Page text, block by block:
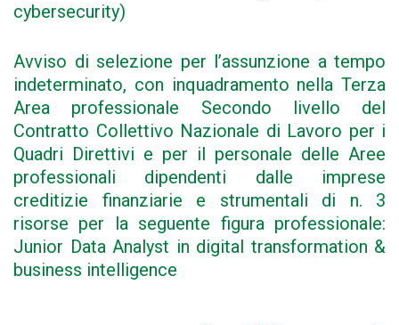
cybersecurity)
Avviso di selezione per l’assunzione a tempo
indeterminato, con inquadramento nella Terza
Area professionale Secondo livello del
Contratto Collettivo Nazionale di Lavoro per i
Quadri Direttivi e per il personale delle Aree
professionali dipendenti dalle imprese
creditizie finanziarie e strumentali di n. 3
risorse per la seguente figura professionale:
Junior Data Analyst in digital transformation &
business intelligence